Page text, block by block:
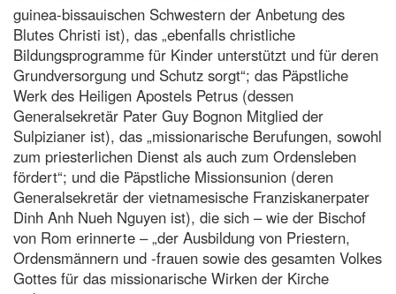
guinea-bissauischen Schwestern der Anbetung des
Blutes Christi ist), das „ebenfalls christliche
Bildungsprogramme für Kinder unterstützt und für deren
Grundversorgung und Schutz sorgt“; das Päpstliche
Werk des Heiligen Apostels Petrus (dessen
Generalsekretär Pater Guy Bognon Mitglied der
Sulpizianer ist), das „missionarische Berufungen, sowohl
zum priesterlichen Dienst als auch zum Ordensleben
fördert“; und die Päpstliche Missionsunion (deren
Generalsekretär der vietnamesische Franziskanerpater
Dinh Anh Nueh Nguyen ist), die sich – wie der Bischof
von Rom erinnerte – „der Ausbildung von Priestern,
Ordensmännern und -frauen sowie des gesamten Volkes
Gottes für das missionarische Wirken der Kirche